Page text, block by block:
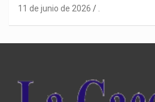
11 de junio de 2026